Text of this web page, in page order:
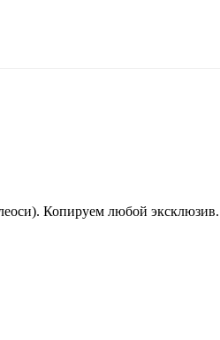
Копируем любой